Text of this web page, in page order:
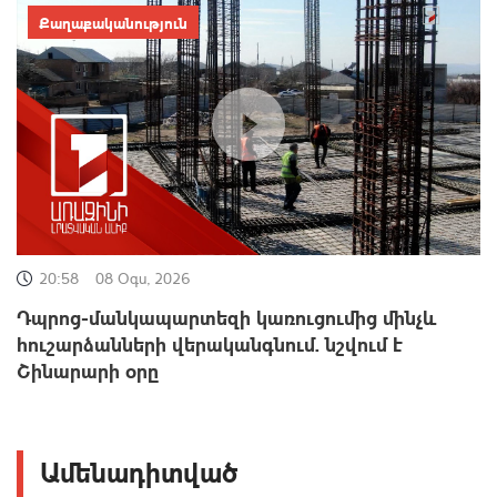
20:58 08 Օգս, 2026
Դպրոց-մանկապարտեզի կառուցումից մինչև
հուշարձանների վերականգնում. նշվում է
Շինարարի օրը
Քաղաքականություն
Ամենադիտված